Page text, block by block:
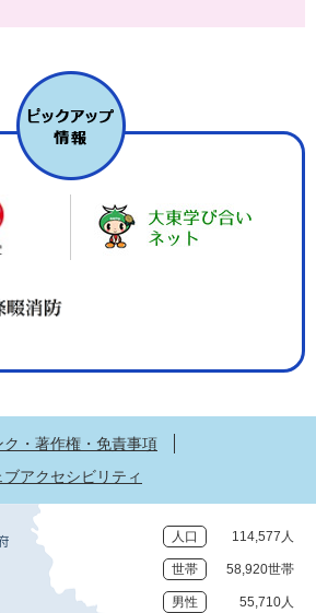
ク・著作権・免責事項
ブアクセシビリティ
人口 114,577人
世帯 58,920世帯
男性 55,710人